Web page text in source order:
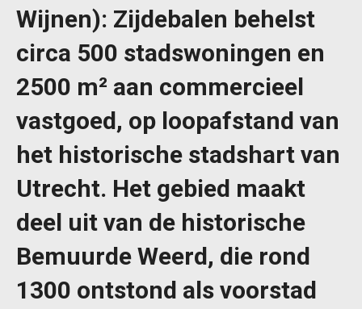
Wijnen): Zijdebalen behelst
circa 500 stadswoningen en
2500 m² aan commercieel
vastgoed, op loopafstand van
het historische stadshart van
Utrecht. Het gebied maakt
deel uit van de historische
Bemuurde Weerd, die rond
1300 ontstond als voorstad